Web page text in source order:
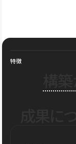
特徴